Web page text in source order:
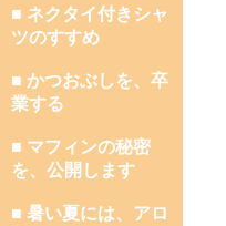
■ ネクタイ付きシャ
ツのすすめ
■ かつおぶしを、卒
業する
■ マフィンの秘密
を、公開します
■ 暑い夏には、アロ